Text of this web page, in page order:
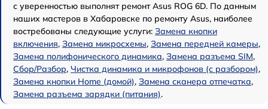
с уверенностью выполнят ремонт Asus ROG 6D. По данным
наших мастеров в Хабаровске по ремонту Asus, наиболее
востребованы следующие услуги: Замена кнопки
включения, Замена микросхемы, Замена передней камеры,
Замена полифонического динамика, Замена разъема SIM,
Сбор/Разбор, Чистка динамика и микрофонов (с разбором),
Замена кнопки Home (домой), Замена сканера отпечатка,
Замена разъема зарядки (питания).